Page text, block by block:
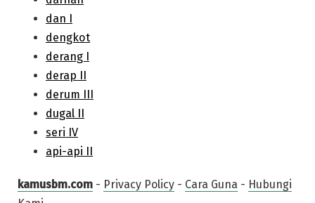
kamusbm.com - Privacy Policy - Cara Guna - Hubungi